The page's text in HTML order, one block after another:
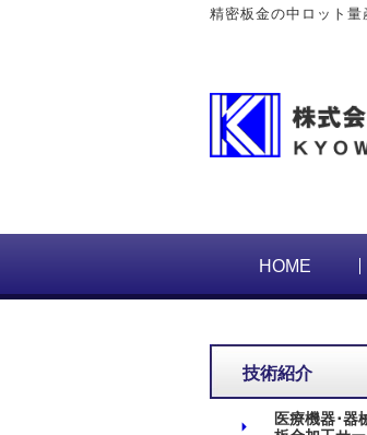
精密板金の中ロット
HOME
技術紹介
医療機器･器